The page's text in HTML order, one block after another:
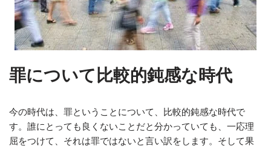
罪について比較的鈍感な時代
今の時代は、罪ということについて、比較的鈍感な時代で
す。誰にとっても良くないことだと分かっていても、一応理
屈をつけて、それは罪ではないと言い訳をします。そして果